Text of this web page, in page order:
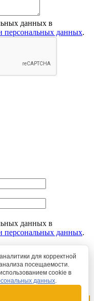
данных в
персональных данных.
данных в
персональных данных.
для корректной
посещаемости.
cookie в
данных.